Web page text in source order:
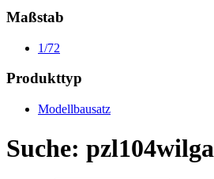
Maßstab
1/72
Produkttyp
Modellbausatz
Suche: pzl104wilga